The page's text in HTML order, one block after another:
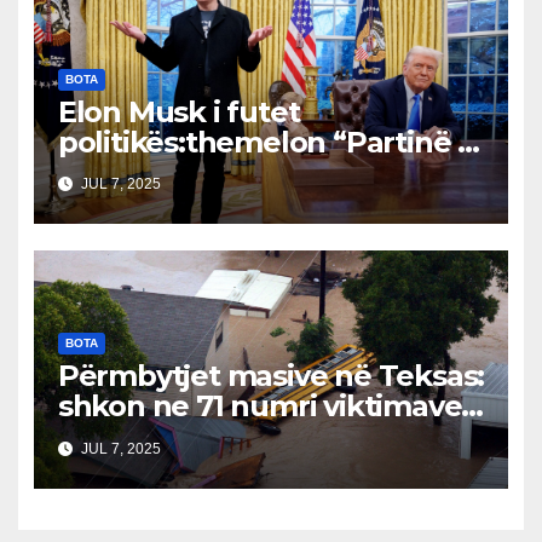
BOTA
Elon Musk i futet
politikës:themelon “Partinë e
Amerikës”Bordet drejtuese
dhe tregjet financiare të
shqetësuara
JUL 7, 2025
BOTA
Përmbytjet masive në Teksas:
shkon ne 71 numri viktimave…
JUL 7, 2025